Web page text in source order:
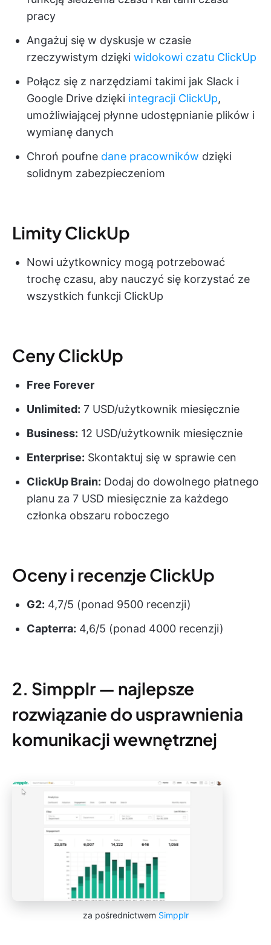
pracy
Angażuj się w dyskusje w czasie
rzeczywistym dzięki widokowi czatu ClickUp
Połącz się z narzędziami takimi jak Slack i
Google Drive dzięki integracji ClickUp,
umożliwiającej płynne udostępnianie plików i
wymianę danych
Chroń poufne dane pracowników dzięki
solidnym zabezpieczeniom
Limity ClickUp
Nowi użytkownicy mogą potrzebować
trochę czasu, aby nauczyć się korzystać ze
wszystkich funkcji ClickUp
Ceny ClickUp
Free Forever
Unlimited: 7 USD/użytkownik miesięcznie
Business: 12 USD/użytkownik miesięcznie
Enterprise: Skontaktuj się w sprawie cen
ClickUp Brain: Dodaj do dowolnego płatnego
planu za 7 USD miesięcznie za każdego
członka obszaru roboczego
Oceny i recenzje ClickUp
G2: 4,7/5 (ponad 9500 recenzji)
Capterra: 4,6/5 (ponad 4000 recenzji)
2. Simpplr — najlepsze
rozwiązanie do usprawnienia
komunikacji wewnętrznej
za pośrednictwem Simpplr